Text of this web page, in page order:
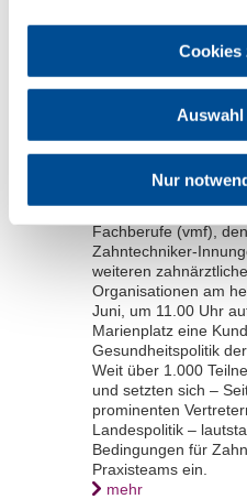
Cookies
Auswahl
Nur
Zahnärzte und
Fachangestellte
auf dem
Zahnmedizin braucht
diesem Motto
Kooperation mit dem
Fachberufe (vmf),
Zahntechniker-
weiteren
Organisationen am
Juni, um 11.00 Uhr
Marienplatz eine
Gesundheitspolitik
Weit über 1.000
und setzten sich –
prominenten
Landespolitik –
Bedingungen für
Praxisteams ein.
mehr